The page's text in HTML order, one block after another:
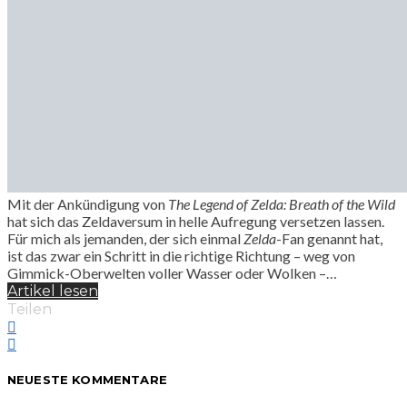
Mit der Ankündigung von The Legend of Zelda: Breath of the Wild
hat sich das Zeldaversum in helle Aufregung versetzen lassen.
Für mich als jemanden, der sich einmalZelda-Fan genannt hat,
ist das zwar ein Schritt in die richtige Richtung – weg von
Gimmick-Oberwelten voller Wasser oder Wolken –…
Artikel lesen
Teilen
NEUESTE KOMMENTARE